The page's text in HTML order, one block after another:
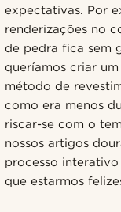
expectativas. Por
renderizações no
de pedra fica sem
queríamos criar
método de
como era menos
riscar-se com o
nossos artigos
processo
que estarmos